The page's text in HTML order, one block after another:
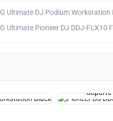
Ultimate DJ Podium Workstation
Ultimate Pioneer DJ DDJ-FLX10
Soporte